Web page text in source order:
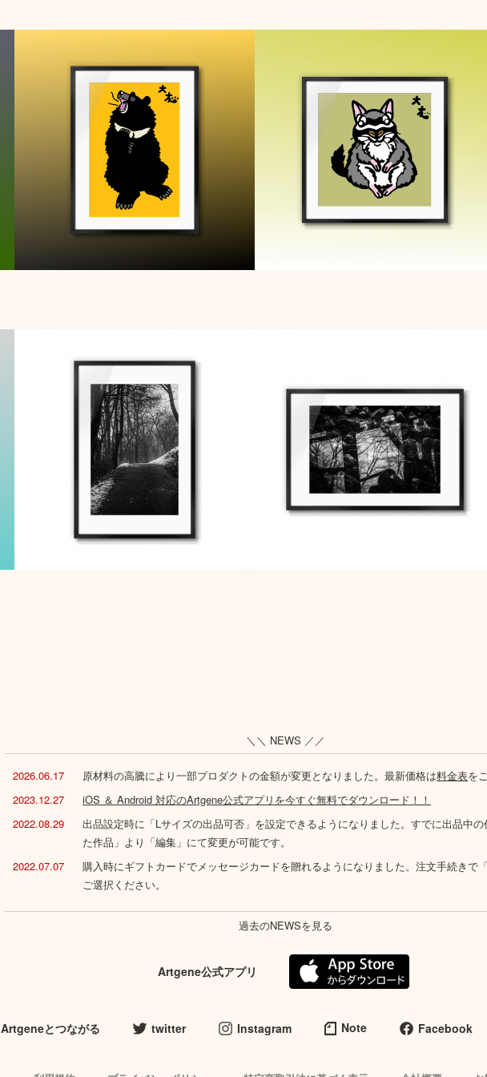
＼＼ NEWS ／／
2026.06.17 原材料の高騰により一部プロダクトの金額が変更となりました。最新価格は料金表を
2023.12.27
iOS ＆ Android 対応のArtgene公式アプリを今すぐ無料でダウンロード！！
2022.08.29
出品設定時に「Lサイズの出品可否」を設定できるようになりました。すでに出品中の
た作品」より「編集」にて変更が可能です。
2022.07.07
購入時にギフトカードでメッセージカードを贈れるようになりました。注文手続きで
ご選択ください。
過去のNEWSを見る
Artgene公式アプリ
Artgeneとつながる twitter Instagram Note Facebook